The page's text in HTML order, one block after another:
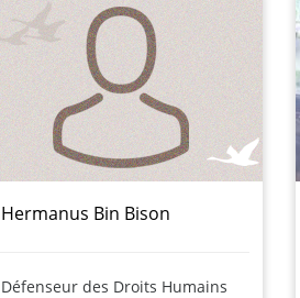
Hermanus Bin Bison
Défenseur des Droits Humains